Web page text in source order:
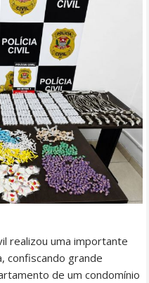
realizou uma importante
confiscando grande
de um condomínio